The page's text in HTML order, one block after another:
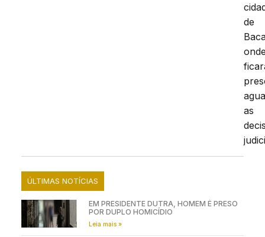
de
as
ÚLTIMAS NOTÍCIAS
EM PRESIDENTE DUTRA, HOMEM É PRESO
POR DUPLO HOMICÍDIO
Leia mais »